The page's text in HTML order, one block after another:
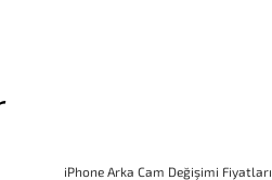
iPhone Arka Cam Değişimi Fiyatları